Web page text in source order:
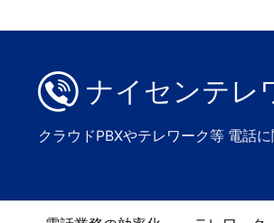
ナイセンテレ
クラウドPBXやテレワーク等 電話